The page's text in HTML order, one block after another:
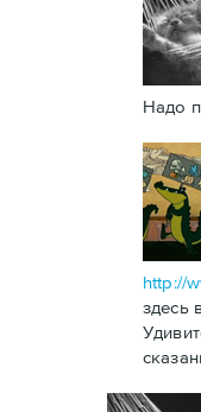
Надо
http://
здесь